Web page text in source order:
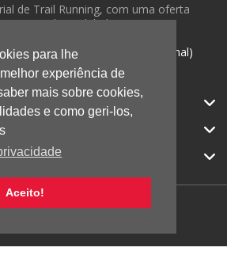
para lhe
experiência de
mais sobre cookies,
e como geri-los,
Aceito!
de Trail Running, com uma oferta
serviço de qualidade.
para rede móvel nacional)
|Todos os direitos reservados.